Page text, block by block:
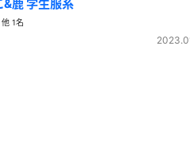
&鹿 学生服系
他 1名